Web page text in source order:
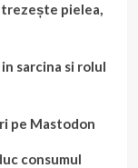
pielea,
sarcina si rolul
pe Mastodon
consumul